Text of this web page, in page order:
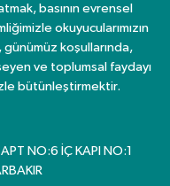
basının evrensel
okuyucularımızın
koşullarında,
ve toplumsal faydayı
bütünleştirmektir.
NO:6 İÇ KAPI NO:1